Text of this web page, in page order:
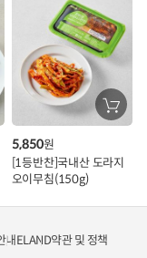
장
바
에
담
[1등반찬]국내산 도라지
오이무침(150g)
5,850원
내ELAND약관 및 정책